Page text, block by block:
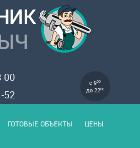
00
52
с 900
до 2200
ГОТОВЫЕ ОБЪЕКТЫ ЦЕНЫ